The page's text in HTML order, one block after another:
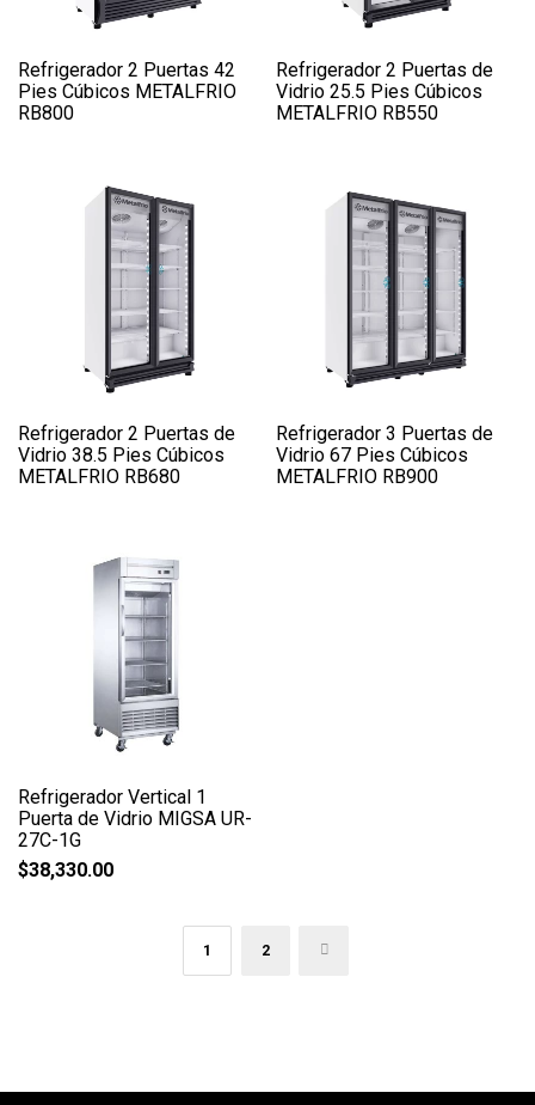
Refrigerador 2 Puertas 42
Pies Cúbicos METALFRIO
RB800
Refrigerador 2 Puertas de
Vidrio 25.5 Pies Cúbicos
METALFRIO RB550
Refrigerador 2 Puertas de
Vidrio 38.5 Pies Cúbicos
METALFRIO RB680
Refrigerador 3 Puertas de
Vidrio 67 Pies Cúbicos
METALFRIO RB900
Refrigerador Vertical 1
Puerta de Vidrio MIGSA UR-
27C-1G
$38,330.00
1 2 →